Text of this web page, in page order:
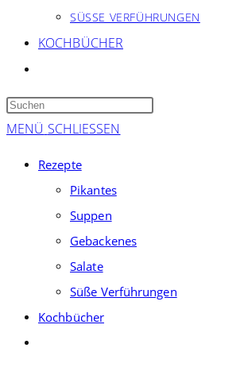
SÜSSE VERFÜHRUNGEN
KOCHBÜCHER
SUCHE
UMSCHALTEN
Press
MENÜ SCHLIESSEN
Rezepte
Pikantes
Suppen
Gebackenes
Salate
Süße Verführungen
Kochbücher